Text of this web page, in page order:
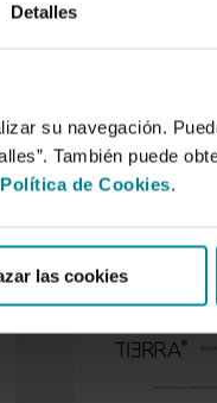
Detalles
su navegación.
También puede
Política de Cookies.
las cookies